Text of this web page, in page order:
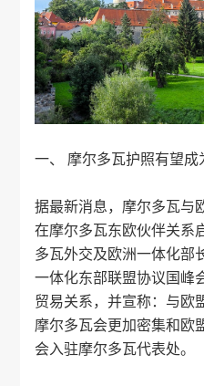
一、 摩尔多瓦护照有望
据最新消息，摩尔多瓦与
在摩尔多瓦东欧伙伴关系
多瓦外交及欧洲一体化部
一体化东部联盟协议国峰
贸易关系，并宣称：与欧
摩尔多瓦会更加密集和欧
会入驻摩尔多瓦代表处。